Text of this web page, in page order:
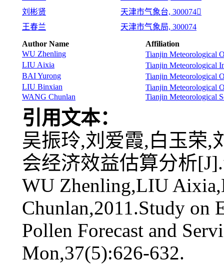
刘彬贤
天津市气象台, 300074
王春兰
天津市气象局, 300074
Author Name
Affiliation
WU Zhenling
Tianjin Meteorological
LIU Aixia
Tianjin Meteorological
BAI Yurong
Tianjin Meteorological
LIU Binxian
Tianjin Meteorological
WANG Chunlan
Tianjin Meteorological
引用文本：
吴振玲,刘爱霞,白玉荣,
会经济效益估算分析
WU Zhenling,LIU
Chunlan,2011.Study on
Pollen Forecast and
Mon,37(5):626-632.